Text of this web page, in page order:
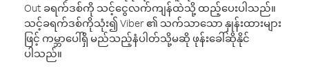
Out ခရက်ဒစ်ကို သင့်ငွေလက်ကျန်ထဲသို့ ထည့်ပေးပါသည်။
သင့်ခရက်ဒစ်ကိုသုံး၍ Viber ၏ သက်သာသော နှုန်းထားများ
ဖြင့် ကမ္ဘာပေါ်ရှိ မည်သည့်နံပါတ်သို့မဆို ဖုန်းခေါ်ဆိုနိုင်
ပါသည်။